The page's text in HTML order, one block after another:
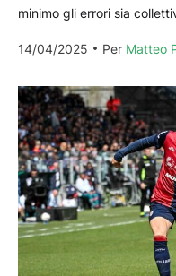
minimo gli errori sia
Sono...
14/04/2025 Per Matteo